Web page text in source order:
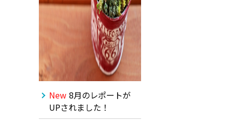
New 8月のレポートが
UPされました！